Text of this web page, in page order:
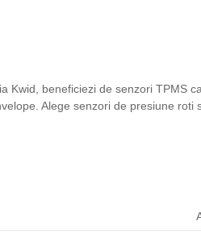
Kwid, beneficiezi de senzori TPMS
Alege senzori de presiune roti